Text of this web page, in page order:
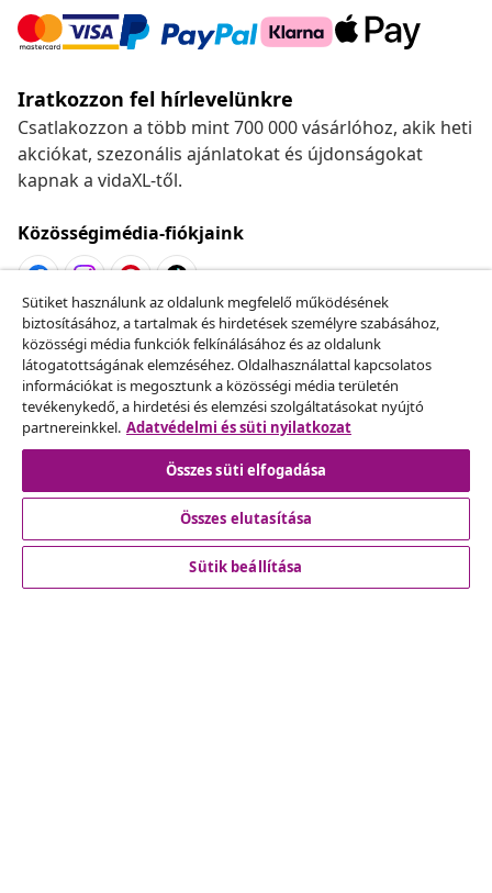
Iratkozzon fel hírlevelünkre
Csatlakozzon a több mint 700 000 vásárlóhoz, akik heti
akciókat, szezonális ajánlatokat és újdonságokat
kapnak a vidaXL-től.
Közösségimédia-fiókjaink
Szerződéstől való elállás
Küldj be egy rendelés lemondására vonatkozó
kérelmet.
Szerződéstől való elállás
Ügyfélszolgálat
Sütiket használunk az oldalunk megfelelő működésének
biztosításához, a tartalmak és hirdetések személyre szabásához,
közösségi média funkciók felkínálásához és az oldalunk
látogatottságának elemzéséhez. Oldalhasználattal kapcsolatos
információkat is megosztunk a közösségi média területén
tevékenykedő, a hirdetési és elemzési szolgáltatásokat nyújtó
partnereinkkel. Adatvédelmi és süti nyilatkozat
Összes süti elfogadása
Összes elutasítása
Sütik beállítása